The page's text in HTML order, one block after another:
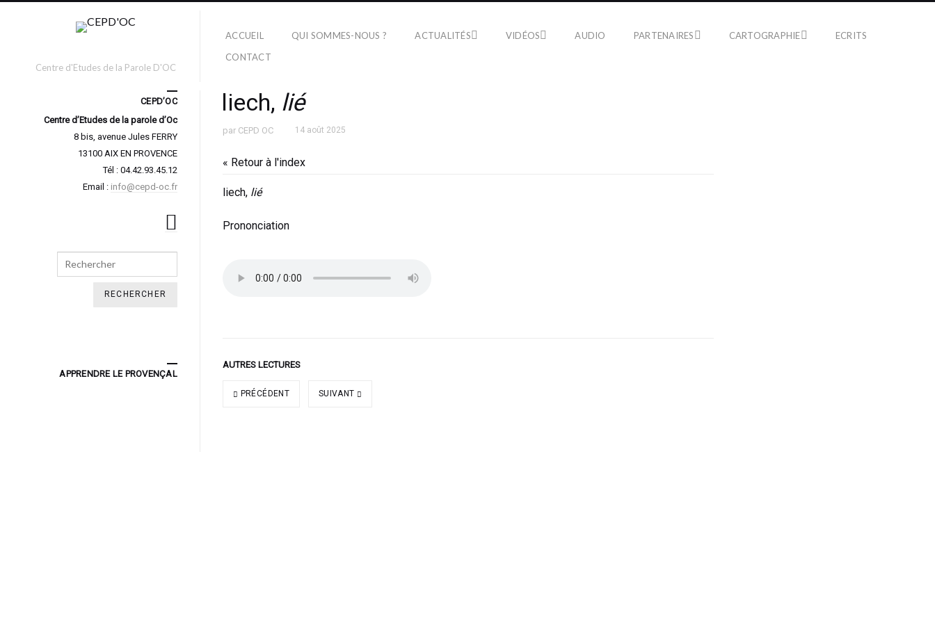
Centre d'Etudes de la Parole D'OC
ACCUEIL QUI SOMMES-NOUS ? ACTUALITÉS VIDÉOS AUDIO PARTENAIRES CARTOGRAPHIE
ECRITS
CONTACT
liech, lié
par CEPD OC 14 août 2025
« Retour à l'index
liech, lié
Prononciation
AUTRES LECTURES
PRÉCÉDENT SUIVANT
CEPD’OC
Centre d’Etudes de la parole d’Oc
8 bis, avenue Jules FERRY
13100 AIX EN PROVENCE
Tél : 04.42.93.45.12
Email : info@cepd-oc.fr
Search
APPRENDRE LE PROVENÇAL